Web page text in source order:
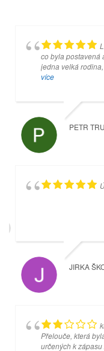
co byla postavená
jedna velká
života a kam rád
více
PETR
JIRKA
Přelouče, která
určených k
dotknete šedivé
začne křičet, tak
srandu celý další
více